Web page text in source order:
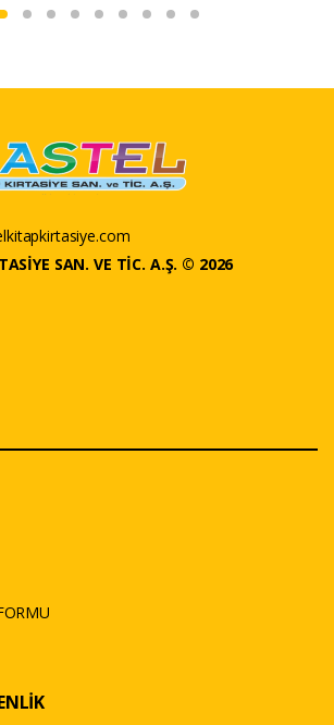
SAN. VE TİC. A.Ş. © 2026